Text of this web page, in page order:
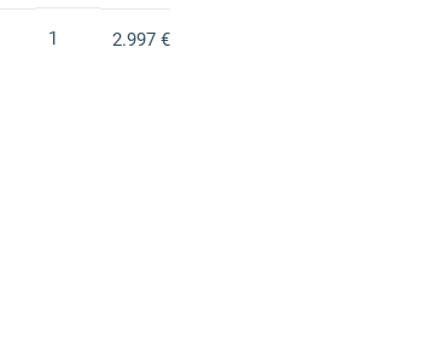
1 2.997 €